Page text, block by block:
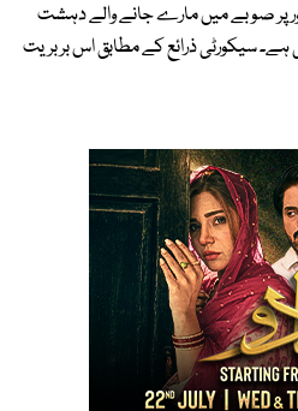
پر صوبے میں مارے جانے والے دہشت
تک پہنچ گئی ہے۔ سیکورٹی ذرائع کے مطابق اس بربریت